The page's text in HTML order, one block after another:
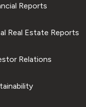
Reports
Real Estate Reports
Relations